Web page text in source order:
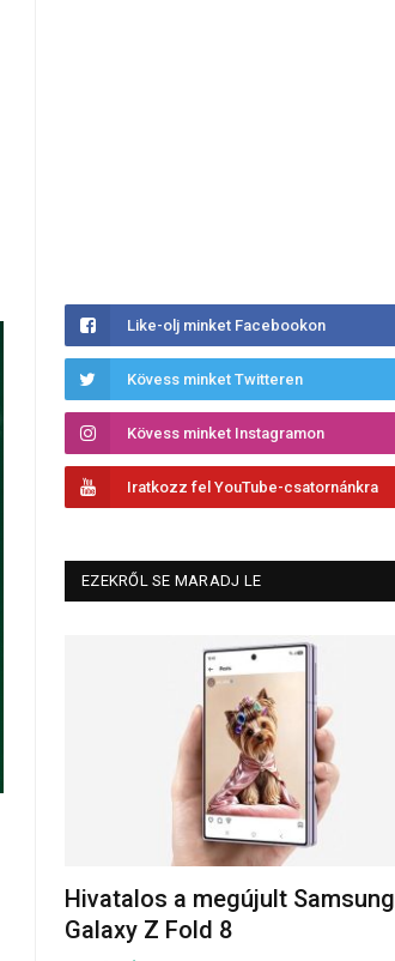
Like-olj minket Facebookon
Kövess minket Twitteren
Kövess minket Instagramon
Iratkozz fel YouTube-csatornánkra
EZEKRŐL SE MARADJ LE
Hivatalos a megújult Samsung
Galaxy Z Fold 8